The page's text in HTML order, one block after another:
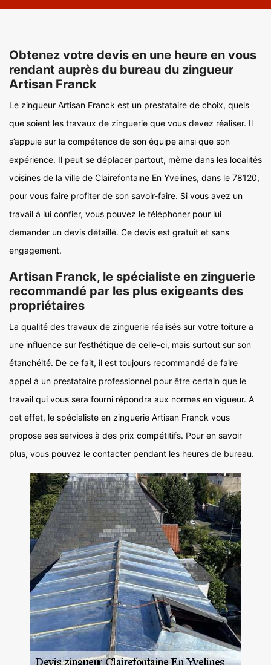
Obtenez votre devis en une heure en vous
rendant auprès du bureau du zingueur
Artisan Franck
Le zingueur Artisan Franck est un prestataire de choix, quels
que soient les travaux de zinguerie que vous devez réaliser. Il
s’appuie sur la compétence de son équipe ainsi que son
expérience. Il peut se déplacer partout, même dans les localités
voisines de la ville de Clairefontaine En Yvelines, dans le 78120,
pour vous faire profiter de son savoir-faire. Si vous avez un
travail à lui confier, vous pouvez le téléphoner pour lui
demander un devis détaillé. Ce devis est gratuit et sans
engagement.
Artisan Franck, le spécialiste en zinguerie
recommandé par les plus exigeants des
propriétaires
La qualité des travaux de zinguerie réalisés sur votre toiture a
une influence sur l’esthétique de celle-ci, mais surtout sur son
étanchéité. De ce fait, il est toujours recommandé de faire
appel à un prestataire professionnel pour être certain que le
travail qui vous sera fourni répondra aux normes en vigueur. A
cet effet, le spécialiste en zinguerie Artisan Franck vous
propose ses services à des prix compétitifs. Pour en savoir
plus, vous pouvez le contacter pendant les heures de bureau.